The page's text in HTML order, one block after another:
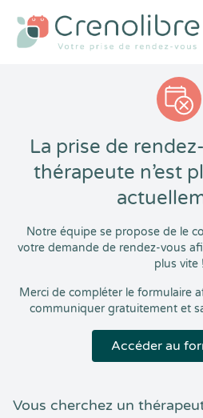
La prise de
thérapeute n’est
Notre équipe se propose de le
votre demande de rendez-vous
plus vite !
Merci de compléter le formulaire
communiquer gratuitement et
Accéder au
Vous cherchez un